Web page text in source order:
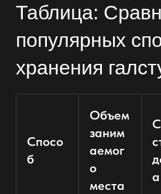
Таблица:
популярных
хранения
Спосо
б
Объем
заним
аемог
о
места
а